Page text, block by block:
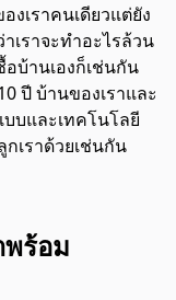
งเราคนเดียวแต่ยัง
เราจะทำอะไรล้วน
บ้านเองก็เช่นกัน
ปี บ้านของเราและ
บและเทคโนโลยี
เราด้วยเช่นกัน
พร้อม